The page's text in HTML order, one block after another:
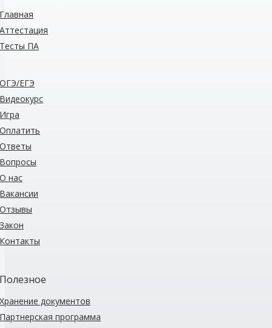
Главная
Аттестация
Тесты ПА
ОГЭ/ЕГЭ
Видеокурс
Игра
Оплатить
Ответы
Вопросы
О нас
Вакансии
Отзывы
Закон
Контакты
Полезное
Хранение документов
Партнерская программа